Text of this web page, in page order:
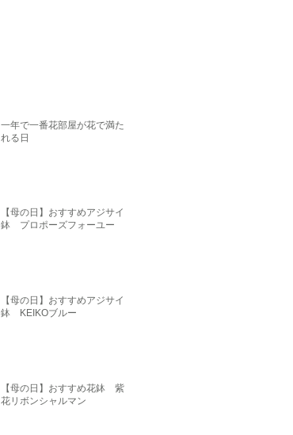
一年で一番花部屋が花で満たさ
れる日
【母の日】おすすめアジサイ
鉢 プロポーズフォーユー
【母の日】おすすめアジサイ
鉢 KEIKOブルー
【母の日】おすすめ花鉢 紫陽
花リボンシャルマン